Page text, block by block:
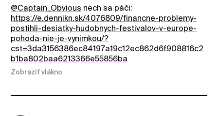
@Captain_Obvious nech sa páči:
https://e.dennikn.sk/4076809/financne-problemy-
postihli-desiatky-hudobnych-festivalov-v-europe-
pohoda-nie-je-vynimkou/?
cst=3da3156386ec84197a19c12ec862d6f908816c2
b1ba802baa6213366e55856ba
Zobraziť vlákno